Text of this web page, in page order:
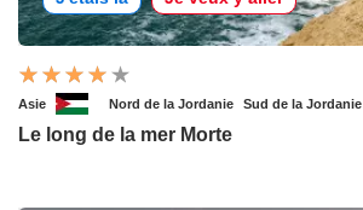
Asie Nord de la Jordanie Sud de la Jordanie
Le long de la mer Morte